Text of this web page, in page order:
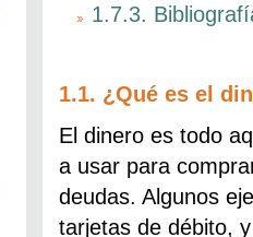
1.7.3.
1.1. ¿Qué es el
El dinero es todo
a usar para
deudas. Algunos
tarjetas de débito,